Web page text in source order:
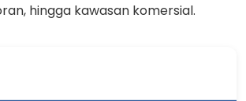
hingga kawasan komersial.